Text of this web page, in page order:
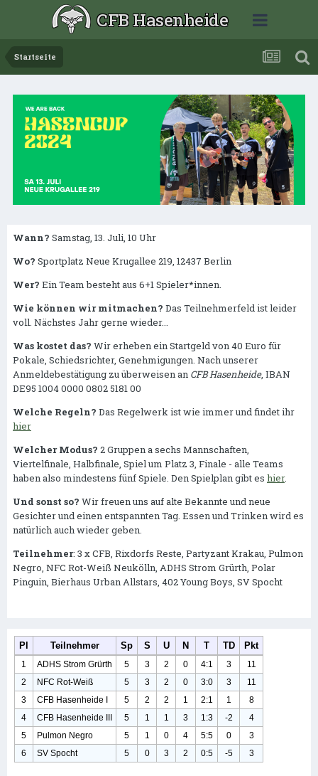
CFB Hasenheide
Startseite
Wann? Samstag, 13. Juli, 10 Uhr
Wo? Sportplatz Neue Krugallee 219, 12437 Berlin
Wer? Ein Team besteht aus 6+1 Spieler*innen.
Wie können wir mitmachen? Das Teilnehmerfeld ist leider
voll. Nächstes Jahr gerne wieder...
Was kostet das? Wir erheben ein Startgeld von 40 Euro für
Pokale, Schiedsrichter, Genehmigungen. Nach unserer
Anmeldebestätigung zu überweisen an CFB Hasenheide, IBAN
DE95 1004 0000 0802 5181 00
Welche Regeln? Das Regelwerk ist wie immer und findet ihr
hier
Welcher Modus? 2 Gruppen a sechs Mannschaften,
Viertelfinale, Halbfinale, Spiel um Platz 3, Finale - alle Teams
haben also mindestens fünf Spiele. Den Spielplan gibt es hier.
Und sonst so? Wir freuen uns auf alte Bekannte und neue
Gesichter und einen entspannten Tag. Essen und Trinken wird es
natürlich auch wieder geben.
Teilnehmer: 3 x CFB, Rixdorfs Reste, Partyzant Krakau, Pulmon
Negro, NFC Rot-Weiß Neukölln, ADHS Strom Grürth, Polar
Pinguin, Bierhaus Urban Allstars, 402 Young Boys, SV Spocht